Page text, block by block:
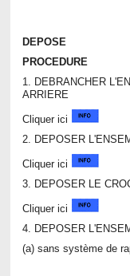
DEPOSE
PROCEDURE
1. DEBRANCHER
ARRIERE
Cliquer ici
2. DEPOSER
Cliquer ici
3. DEPOSER LE
Cliquer ici
4. DEPOSER
(a) sans système de